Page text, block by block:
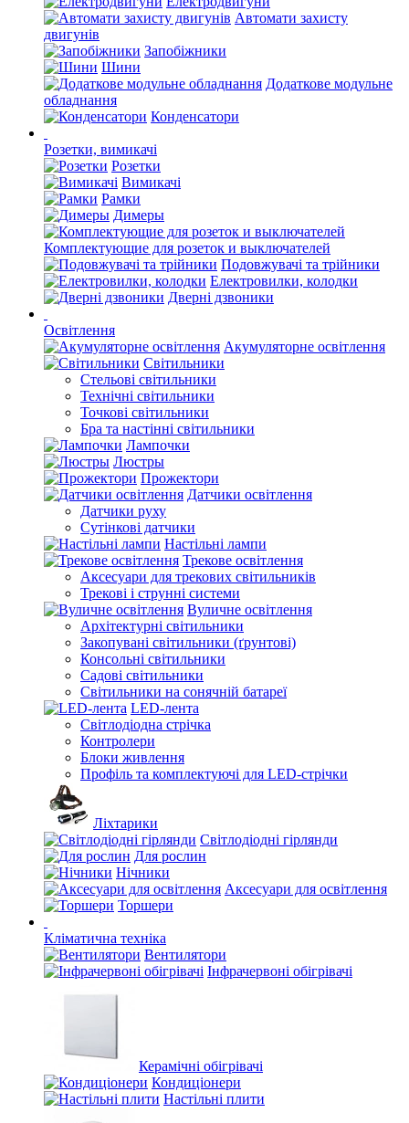
Автомати захисту
двигунів
Запобіжники
Шини
Додаткове модульне
обладнання
Конденсатори
Розетки, вимикачі
Розетки
Вимикачі
Рамки
Димеры
Комплектующие для розеток и выключателей
Подовжувачі та трійники
Електровилки, колодки
Дверні дзвоники
Освітлення
Акумуляторне освітлення
Світильники
Стельові світильники
Технічні світильники
Точкові світильники
Бра та настінні світильники
Лампочки
Люстры
Прожектори
Датчики освітлення
Датчики руху
Сутінкові датчики
Настільні лампи
Трекове освітлення
Аксесуари для трекових світильників
Трекові і струнні системи
Вуличне освітлення
Архітектурні світильники
Закопувані світильники (ґрунтові)
Консольні світильники
Садові світильники
Світильники на сонячній батареї
LED-лента
Світлодіодна стрічка
Контролери
Блоки живлення
Профіль та комплектуючі для LED-стрічки
Ліхтарики
Світлодіодні гірлянди
Для рослин
Нічники
Аксесуари для освітлення
Торшери
Кліматична техніка
Вентилятори
Інфрачервоні обігрівачі
Керамічні обігрівачі
Кондиціонери
Настільні плити